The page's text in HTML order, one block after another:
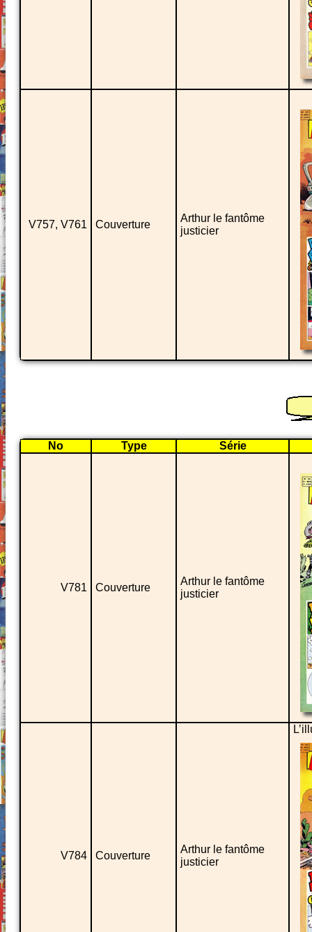
V757, V761 Couverture
Arthur le fantôme
justicier
No Type Série
V781 Couverture
Arthur le fantôme
justicier
V784 Couverture
Arthur le fantôme
justicier